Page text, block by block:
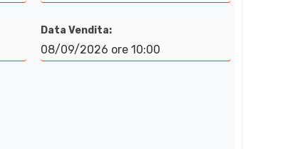
Data Vendita:
08/09/2026 ore 10:00